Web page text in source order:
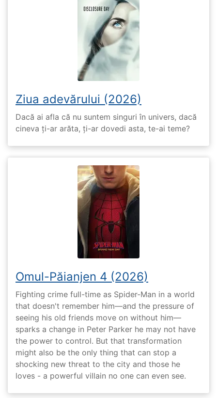
Ziua adevărului (2026)
Dacă ai afla că nu suntem singuri în univers, dacă
cineva ți-ar arăta, ți-ar dovedi asta, te-ai teme?
Omul-Păianjen 4 (2026)
Fighting crime full-time as Spider-Man in a world
that doesn't remember him—and the pressure of
seeing his old friends move on without him—
sparks a change in Peter Parker he may not have
the power to control. But that transformation
might also be the only thing that can stop a
shocking new threat to the city and those he
loves - a powerful villain no one can even see.